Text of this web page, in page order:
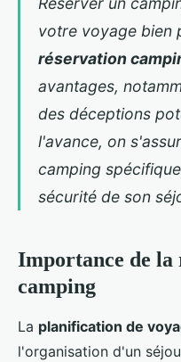
votre voyage bien
réservation
avantages,
des déceptions
l'avance, on
camping
sécurité de son
Importance de la
camping
La planification de
l'organisation d'un